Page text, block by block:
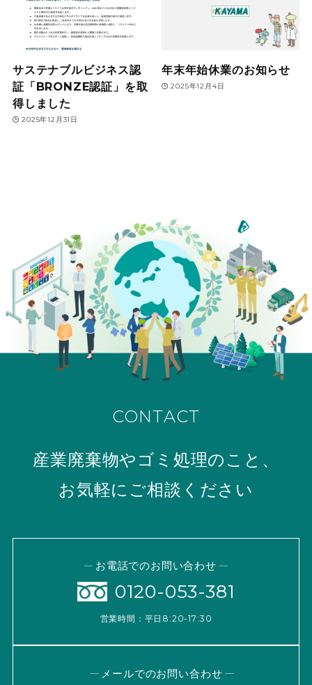
サステナブルビジネス認
証「BRONZE認証」を取
得しました
2025年12月31日
年末年始休業のお知らせ
2025年12月4日
CONTACT
産業廃棄物やゴミ処理のこと、
お気軽にご相談ください
お電話でのお問い合わせ
0120-053-381
営業時間：平日8:20-17:30
メールでのお問い合わせ